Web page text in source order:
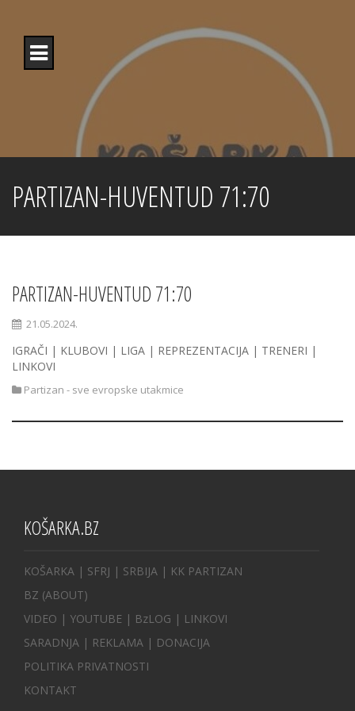
content
PARTIZAN-HUVENTUD 71:70
PARTIZAN-HUVENTUD 71:70
21.05.2024.
IGRAČI | KLUBOVI | LIGA | REPREZENTACIJA | TRENERI |
LINKOVI
Partizan - sve evropske utakmice
KOŠARKA.BZ
KOŠARKA | SFRJ | SRBIJA | KK PARTIZAN
BZ (ABOUT)
VIDEO | YOUTUBE | BzLOG | LINKOVI
SARADNJA | REKLAMA | DONACIJA
POLITIKA PRIVATNOSTI
KONTAKT